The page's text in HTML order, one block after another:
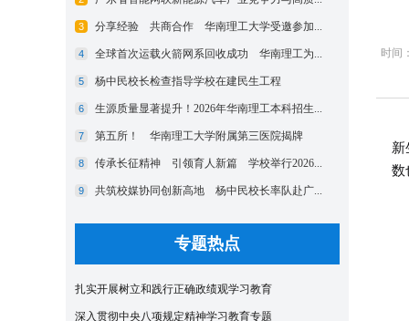
专题热点
扎实开展树立和践行正确政绩观学习教育
深入贯彻中央八项规定精神学习教育专题
时间
新
数